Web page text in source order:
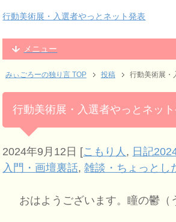
行動美術展・入選者やっとネット発表
メニュー
みぃごろーの独り言 TOP 投稿 行動美術展・
行動美術展・入選者やっとネッ
2024年9月12日 [こもり人 , 日記
入門・画壇裏話,雑談・ちょっとし
おはようございます。瞳の鬱（